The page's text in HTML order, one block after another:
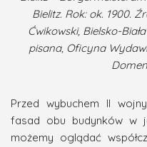
Bielitz. Rok: ok. 1900.
Ćwikowski, Bielsko-
pisana, Oficyna
Przed wybuchem II
fasad obu budynków w
możemy oglądać